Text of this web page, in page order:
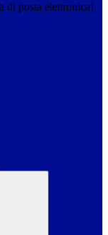
di posta elettronica!